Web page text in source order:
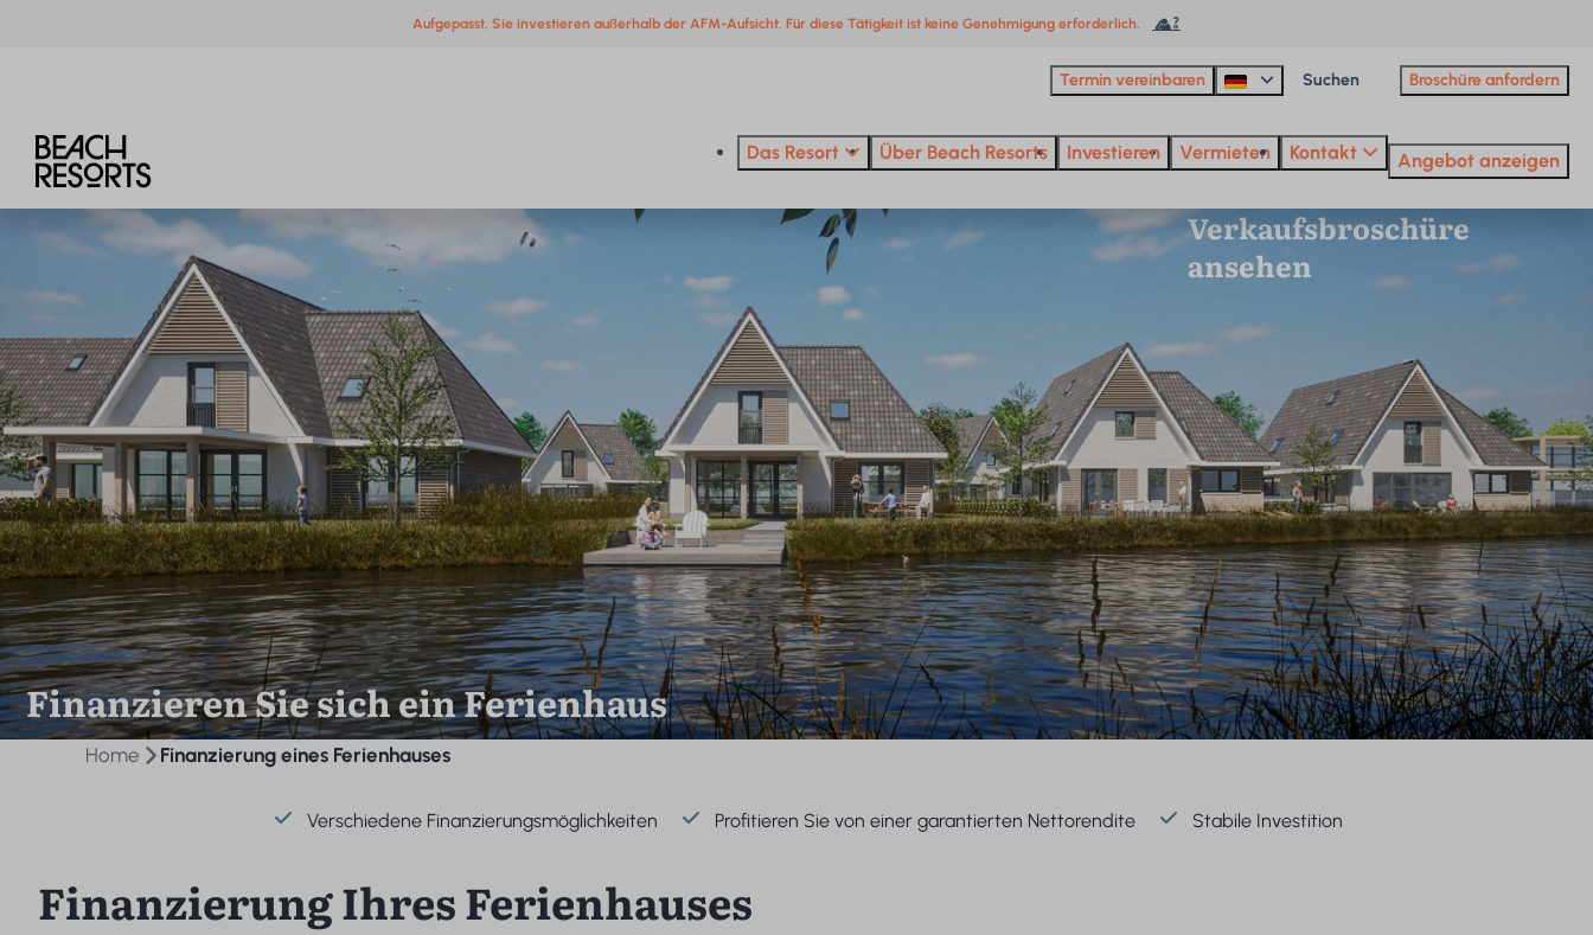
Aufgepasst, Sie investieren außerhalb der AFM-Aufsicht. Für diese Tätigkeit ist keine Genehmigung erforderlich.
Termin vereinbaren Broschüre anfordern
Das Resort Über Beach Resorts Investieren Vermieten Kontakt Angebot anzeigen
Finanzieren Sie sich ein Ferienhaus
Verkaufsbroschüre
ansehen
Home Finanzierung eines Ferienhauses
Verschiedene Finanzierungsmöglichkeiten Profitieren Sie von einer garantierten Nettorendite Stabile Investition
Finanzierung Ihres Ferienhauses